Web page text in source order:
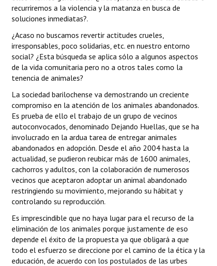
recurriremos a la violencia y la matanza en busca de
soluciones inmediatas?.
¿Acaso no buscamos revertir actitudes crueles,
irresponsables, poco solidarias, etc. en nuestro entorno
social? ¿Esta búsqueda se aplica sólo a algunos aspectos
de la vida comunitaria pero no a otros tales como la
tenencia de animales?
La sociedad barilochense va demostrando un creciente
compromiso en la atención de los animales abandonados.
Es prueba de ello el trabajo de un grupo de vecinos
autoconvocados, denominado Dejando Huellas, que se ha
involucrado en la ardua tarea de entregar animales
abandonados en adopción. Desde el año 2004 hasta la
actualidad, se pudieron reubicar más de 1600 animales,
cachorros y adultos, con la colaboración de numerosos
vecinos que aceptaron adoptar un animal abandonado
restringiendo su movimiento, mejorando su hábitat y
controlando su reproducción.
Es imprescindible que no haya lugar para el recurso de la
eliminación de los animales porque justamente de eso
depende el éxito de la propuesta ya que obligará a que
todo el esfuerzo se direccione por el camino de la ética y la
educación, de acuerdo con los postulados de las urbes